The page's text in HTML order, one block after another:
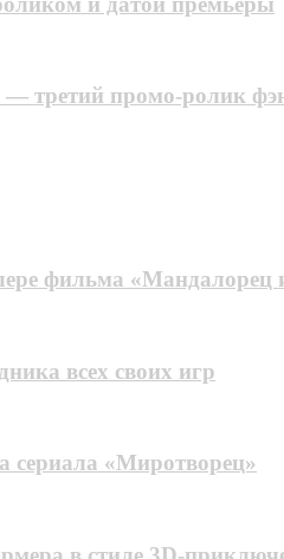
третий промо-ролик
фильма «Мандалорец
всех своих игр
сериала «Миротворец»